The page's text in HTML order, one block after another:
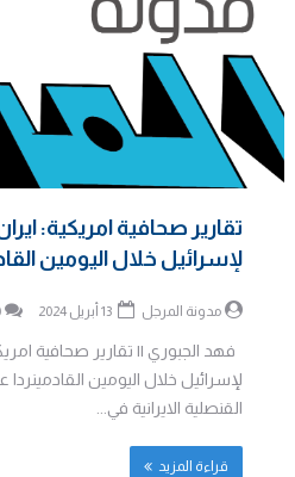
تقارير صحافية امريكية:
لإسرائيل خلال اليومين
مدونة المرجل
فهد الجبوري || تقارير صحافية
لإسرائيل خلال اليومين
القنصلية الايرانية في...
قراءة المزيد